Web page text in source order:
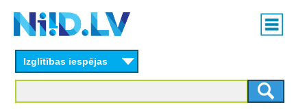
content
Main
menu
Izglītības iespējas